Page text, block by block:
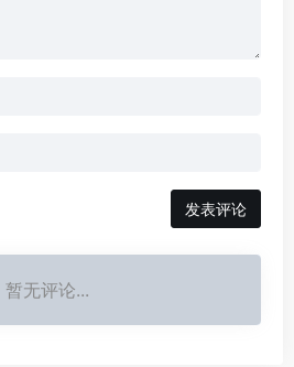
发表评论
暂无评论...